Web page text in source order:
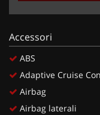
Accessori
ABS
Adaptive Cruise
Airbag
Airbag laterali